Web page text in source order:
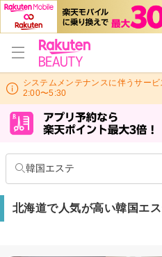
システムメンテナンスに伴うサー
2:00〜5:30
韓国エステ
北海道で人気が高い韓国エ